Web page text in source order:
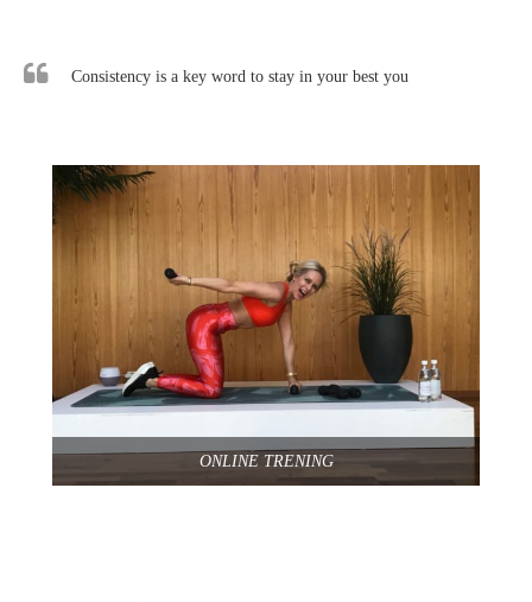
Consistency is a key word to stay in your best you
ONLINE TRENING